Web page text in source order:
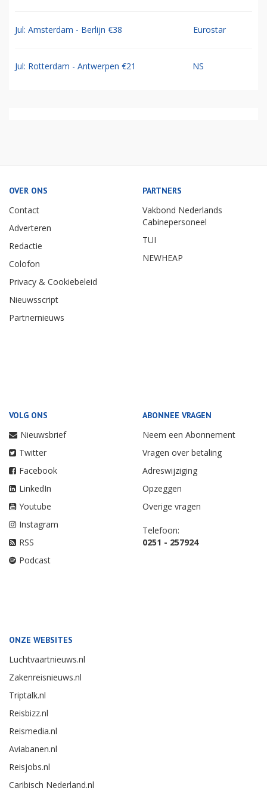
Jul: Amsterdam - Berlijn €38 Eurostar
Jul: Rotterdam - Antwerpen €21 NS
OVER ONS
Contact
Adverteren
Redactie
Colofon
Privacy & Cookiebeleid
Nieuwsscript
Partnernieuws
PARTNERS
Vakbond Nederlands
Cabinepersoneel
TUI
NEWHEAP
VOLG ONS
Nieuwsbrief
Twitter
Facebook
LinkedIn
Youtube
Instagram
RSS
Podcast
ABONNEE VRAGEN
Neem een Abonnement
Vragen over betaling
Adreswijziging
Opzeggen
Overige vragen
Telefoon:
0251 - 257924
ONZE WEBSITES
Luchtvaartnieuws.nl
Zakenreisnieuws.nl
Triptalk.nl
Reisbizz.nl
Reismedia.nl
Aviabanen.nl
Reisjobs.nl
Caribisch Nederland.nl